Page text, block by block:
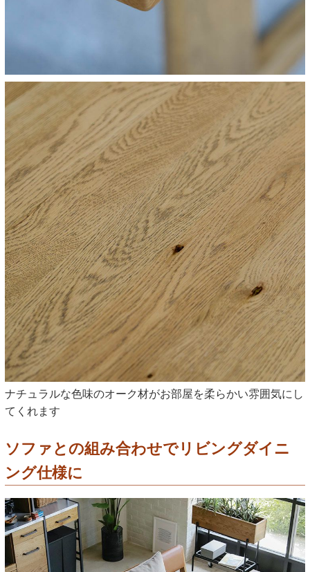
ナチュラルな色味のオーク材がお部屋を柔らかい雰囲気にし
てくれます
ソファとの組み合わせでリビングダイニ
ング仕様に